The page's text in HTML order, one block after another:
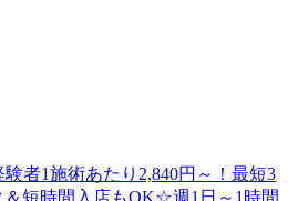
験者1施術あたり2,840円～！最短3
短時間入店もOK☆週1日～1時間